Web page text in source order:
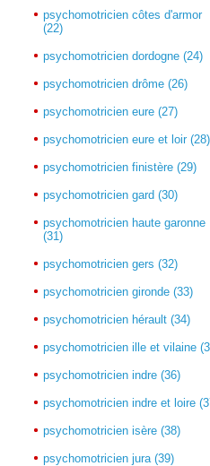
psychomotricien côtes d'armor
(22)
psychomotricien dordogne (24)
psychomotricien drôme (26)
psychomotricien eure (27)
psychomotricien eure et loir (28)
psychomotricien finistère (29)
psychomotricien gard (30)
psychomotricien haute garonne
(31)
psychomotricien gers (32)
psychomotricien gironde (33)
psychomotricien hérault (34)
psychomotricien ille et vilaine
psychomotricien indre (36)
psychomotricien indre et loire
psychomotricien isère (38)
psychomotricien jura (39)